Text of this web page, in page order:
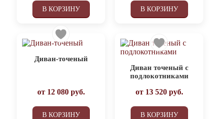
В КОРЗИНУ В КОРЗИНУ
Диван-точеный
от 12 080руб.
В КОРЗИНУ
Диван точеный с
подлокотниками
от 13 520руб.
В КОРЗИНУ